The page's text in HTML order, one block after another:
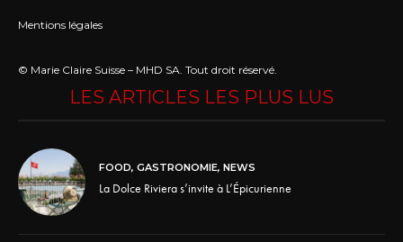
Mentions légales
© Marie Claire Suisse – MHD SA. Tout droit réservé.
LES ARTICLES LES PLUS LUS
FOOD, GASTRONOMIE, NEWS
La Dolce Riviera s’invite à L’Épicurienne